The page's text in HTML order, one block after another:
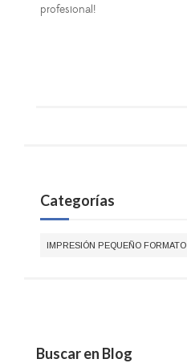
profesional!
Categorías
IMPRESIÓN PEQUEÑO FORMATO
Buscar en Blog